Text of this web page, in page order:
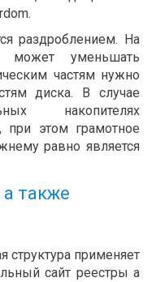
раздроблением. На
может уменьшать
частям нужно
диска. В случае
накопителях
при этом грамотное
равно является
также
структура применяет
сайт реестры а